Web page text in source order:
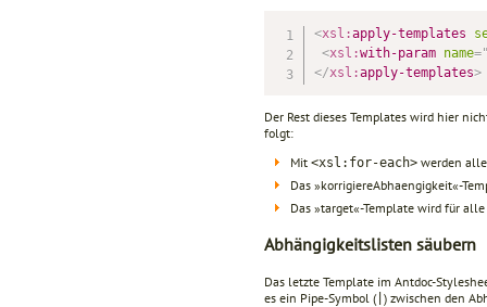
<xsl:apply-templates
<xsl:with-param name=
</xsl:apply-templates>
Der Rest dieses Templates wird hier
folgt:
Mit <xsl:for-each> werden
Das »korrigiereAbhaengigkeit«-
Das »target«-Template wird für
Abhängigkeitslisten säubern
Das letzte Template im Antdoc-
es ein Pipe-Symbol (| ) zwischen den